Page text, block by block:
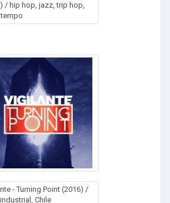
/ hip hop, jazz, trip hop,
- Turning Point (2016) /
Chile